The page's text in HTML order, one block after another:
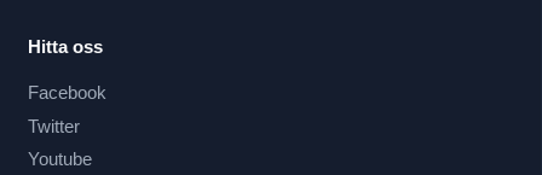
Hitta oss
Facebook
Twitter
Youtube